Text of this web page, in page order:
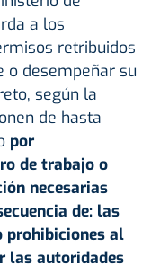
a los
retribuidos
o desempeñar su
según la
de hasta
por
de trabajo o
necesarias
de: las
prohibiciones al
las autoridades